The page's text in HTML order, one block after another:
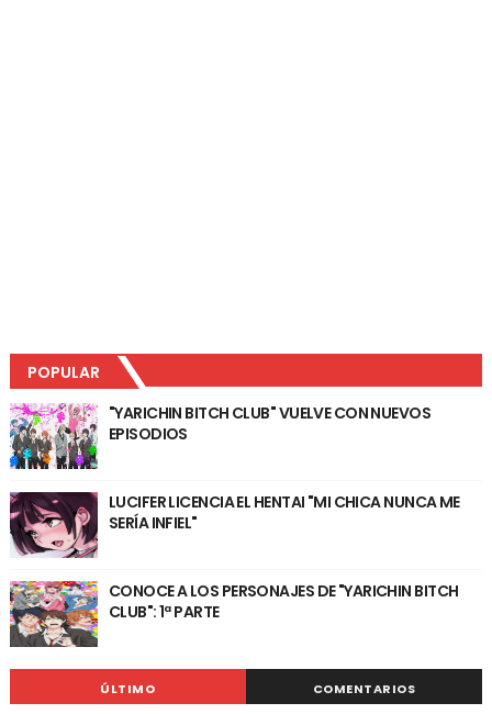
POPULAR
"YARICHIN BITCH CLUB" VUELVE CON NUEVOS
EPISODIOS
LUCIFER LICENCIA EL HENTAI "MI CHICA NUNCA ME
SERÍA INFIEL"
CONOCE A LOS PERSONAJES DE "YARICHIN BITCH
CLUB": 1ª PARTE
ÚLTIMO COMENTARIOS